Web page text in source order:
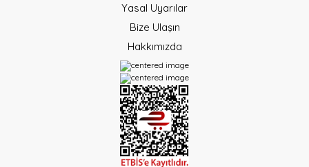
Yasal Uyarılar
Bize Ulaşın
Hakkımızda